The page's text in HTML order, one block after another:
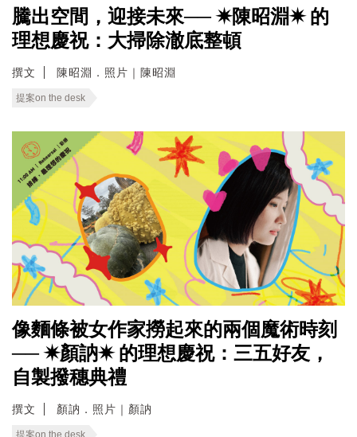
騰出空間，迎接未來── ✷陳昭淵✷ 的
理想慶祝：大掃除澈底整頓
撰文 陳昭淵．照片｜陳昭淵
提案on the desk
像麵條被女作家撈起來的兩個魔術時刻
── ✷顏訥✷ 的理想慶祝：三五好友，
自製撥穗典禮
撰文 顏訥．照片｜顏訥
提案on the desk